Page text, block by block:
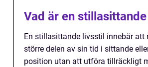
Vad är en
En stillasittande livsstil innebär att
större delen av sin tid i sittande
position utan att utföra tillräckligt